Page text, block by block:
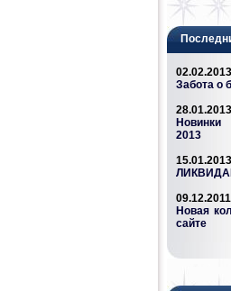
02.02.2013
Забота о
28.01.2013
2013
15.01.2013
09.12.2011
Новая
сайте